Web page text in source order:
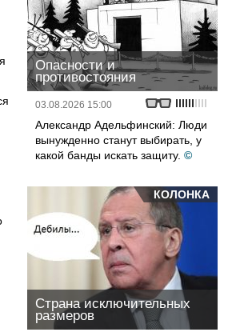
Опасности и
противостояния
03.08.2026 15:00
Александр Адельфинский: Люди
вынужденно станут выбирать, у
какой банды искать защиту. ©
КОЛОНКА
Страна исключительных
размеров